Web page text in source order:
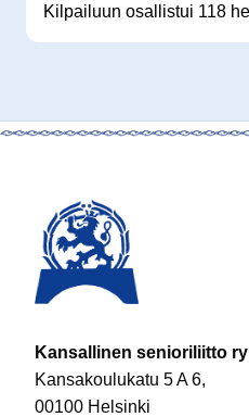
Kilpailuun osallistui 118
Kansallinen senioriliitto ry
Kansakoulukatu 5 A 6,
00100 Helsinki